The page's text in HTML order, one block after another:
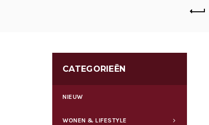
CATEGORIEËN
NIEUW
WONEN & LIFESTYLE